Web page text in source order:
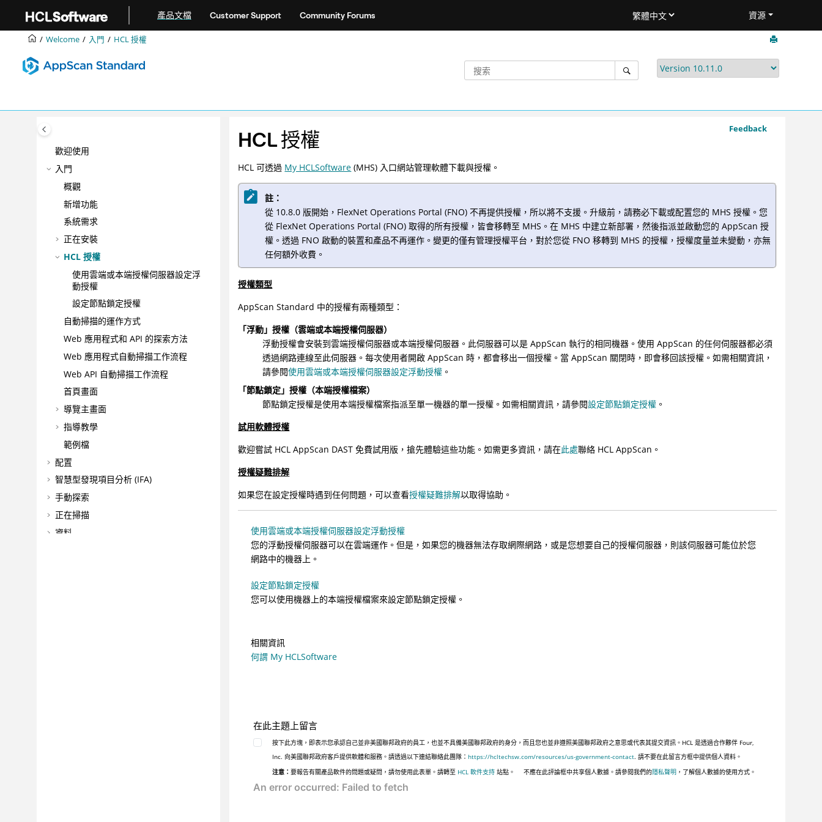
產品文檔 Customer Support Community Forums 資源
Welcome 入門 HCL 授權
歡迎使用
入門
概觀
新增功能
系統需求
正在安裝
HCL 授權
使用雲端或本端授權伺服器設定浮
動授權
設定節點鎖定授權
自動掃描的運作方式
Web 應用程式和 API 的探索方法
Web 應用程式自動掃描工作流程
Web API 自動掃描工作流程
首頁畫面
導覽主畫面
指導教學
範例檔
配置
智慧型發現項目分析 (IFA)
手動探索
正在掃描
資料
Feedback
HCL 授權
HCL 可透過 My HCLSoftware (MHS) 入口網站管理軟體下載與授權。
註：
從 10.8.0 版開始，FlexNet Operations Portal (FNO) 不再提供授權，所以將不支援。升級前，請務必下載或配置您的 MHS 授權。您
從 FlexNet Operations Portal (FNO) 取得的所有授權，皆會移轉至 MHS。在 MHS 中建立新部署，然後指派並啟動您的 AppScan 授
權。透過 FNO 啟動的裝置和產品不再運作。變更的僅有管理授權平台，對於您從 FNO 移轉到 MHS 的授權，授權度量並未變動，亦無
任何額外收費。
授權類型
AppScan Standard 中的授權有兩種類型：
「浮動」授權（雲端或本端授權伺服器）
浮動授權會安裝到雲端授權伺服器或本端授權伺服器。此伺服器可以是AppScan 執行的相同機器。使用AppScan 的任何伺服器都必須
透過網路連線至此伺服器。每次使用者開啟AppScan 時，都會移出一個授權。當AppScan 關閉時，即會移回該授權。如需相關資訊，
請參閱使用雲端或本端授權伺服器設定浮動授權 。
「節點鎖定」授權（本端授權檔案）
節點鎖定授權是使用本端授權檔案指派至單一機器的單一授權。如需相關資訊，請參閱設定節點鎖定授權 。
試用軟體授權
歡迎嘗試 HCL AppScan DAST 免費試用版，搶先體驗這些功能。如需更多資訊，請在此處聯絡 HCL AppScan。
授權疑難排解
如果您在設定授權時遇到任何問題，可以查看授權疑難排解以取得協助。
使用雲端或本端授權伺服器設定浮動授權
您的浮動授權伺服器可以在雲端運作。但是，如果您的機器無法存取網際網路，或是您想要自己的授權伺服器，則該伺服器可能位於您
網路中的機器上。
設定節點鎖定授權
您可以使用機器上的本端授權檔案來設定節點鎖定授權。
相關資訊
何謂 My HCLSoftware
在此主題上留言
按下此方塊，即表示您承認自己並非美國聯邦政府的員工，也並不具備美國聯邦政府的身分，而且您也並非遵照美國聯邦政府之意思或代表其提交資訊。HCL 是透過合作夥伴 Four,
Inc. 向美國聯邦政府客戶提供軟體和服務。請透過以下連結聯絡此團隊：https://hcltechsw.com/resources/us-government-contact. 請不要在此留言方框中提供個人資料。
注意：要報告有關產品軟件的問題或疑問，請勿使用此表單。請轉至 HCL 軟件支持 站點。 不應在此評論框中共享個人數據。請參閱我們的隱私聲明 ，了解個人數據的使用方式。